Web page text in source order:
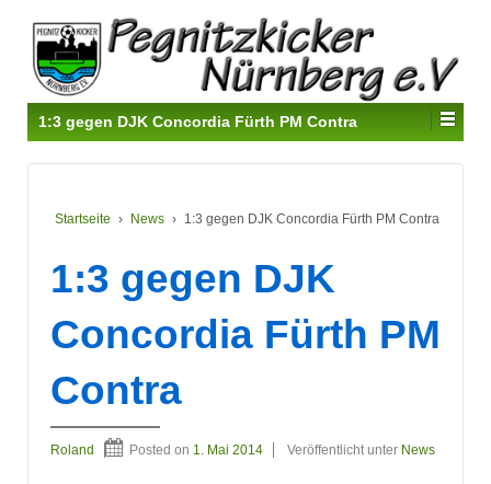
1:3 gegen DJK Concordia Fürth PM Contra
Startseite › News › 1:3 gegen DJK Concordia Fürth PM Contra
1:3 gegen DJK
Concordia Fürth PM
Contra
Roland Posted on 1. Mai 2014 Veröffentlicht unter News